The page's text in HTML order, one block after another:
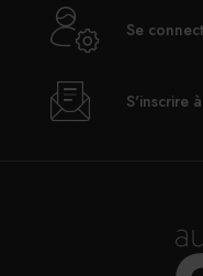
Se
S'inscrire